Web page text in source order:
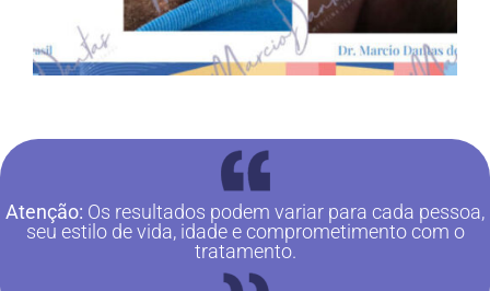
Atenção: Os resultados podem variar para cada pessoa,
seu estilo de vida, idade e comprometimento com o
tratamento.